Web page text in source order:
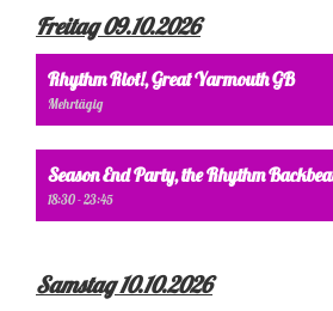
Freitag 09.10.2026
Rhythm Riot!, Great Yarmouth GB
Mehrtägig
Season End Party, the Rhythm
18:30 - 23:45
Samstag 10.10.2026